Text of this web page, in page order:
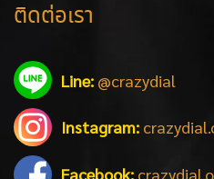
ติดต่อเรา
Line: @crazydial
Instagram:
Facebook: